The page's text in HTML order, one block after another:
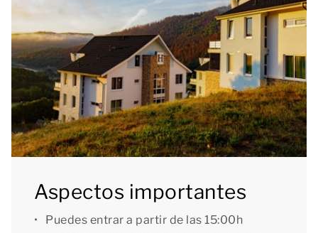
él se puede acceder en ascensor. Naturalmente,
tanto el alojamiento como el resort disponen de wifi
gratuita. Si vienes en coche, lo puedes aparcar en el
cercano aparcamiento central.
Generalidades: Debido a su ubicación, Dormio
Resort Eifeler Tor no es adecuado para personas en
silla de ruedas. Los chalés están construidos sobre
una ladera y, por tanto, no son o resultan menos
convenientes para personas con problemas de
movilidad. A la mayoría de los apartamentos e
Aspectos importantes
Puedes entrar a partir de las 15:00h